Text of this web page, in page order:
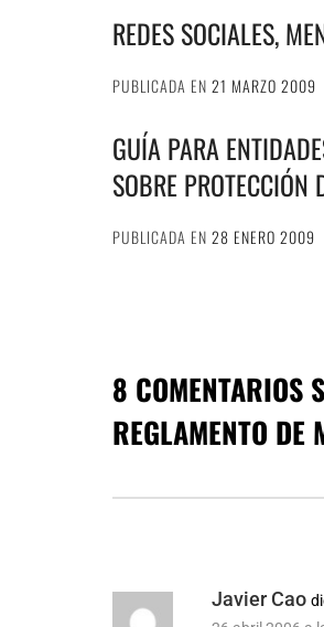
REDES SOCIALES,
PUBLICADA EN 21 MARZO 2009
GUÍA PARA
SOBRE PROTECCIÓN
PUBLICADA EN 28 ENERO 2009
8 COMENTARIOS
REGLAMENTO DE
Javier Cao